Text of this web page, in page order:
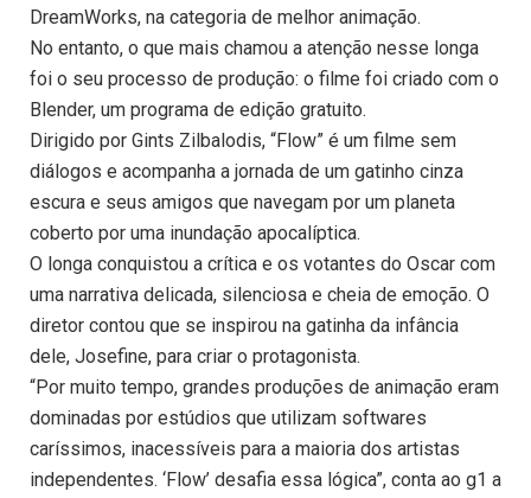
DreamWorks, na categoria de melhor animação.
No entanto, o que mais chamou a atenção nesse longa
foi o seu processo de produção: o filme foi criado com o
Blender, um programa de edição gratuito.
Dirigido por Gints Zilbalodis, “Flow” é um filme sem
diálogos e acompanha a jornada de um gatinho cinza
escura e seus amigos que navegam por um planeta
coberto por uma inundação apocalíptica.
O longa conquistou a crítica e os votantes do Oscar com
uma narrativa delicada, silenciosa e cheia de emoção. O
diretor contou que se inspirou na gatinha da infância
dele, Josefine, para criar o protagonista.
“Por muito tempo, grandes produções de animação eram
dominadas por estúdios que utilizam softwares
caríssimos, inacessíveis para a maioria dos artistas
independentes. ‘Flow’ desafia essa lógica”, conta ao g1 a